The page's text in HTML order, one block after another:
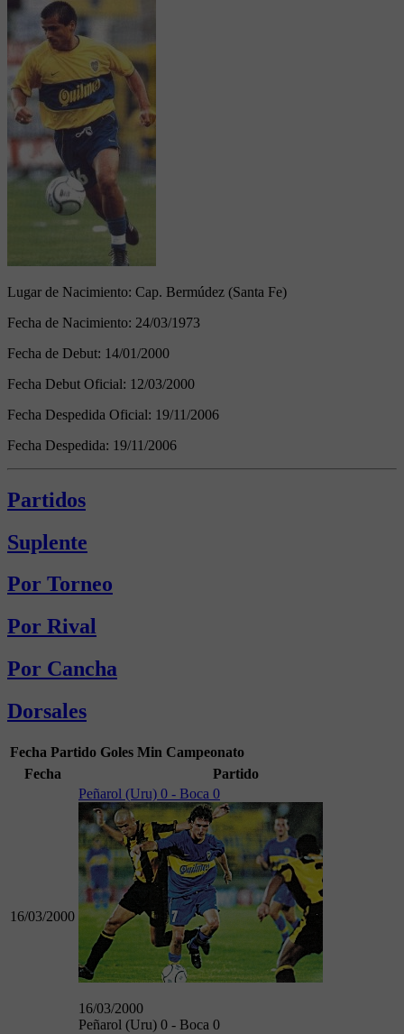
Lugar de Nacimiento: Cap. Bermúdez (Santa Fe)
Fecha de Nacimiento: 24/03/1973
Fecha de Debut: 14/01/2000
Fecha Debut Oficial: 12/03/2000
Fecha Despedida Oficial: 19/11/2006
Fecha Despedida: 19/11/2006
Partidos
Suplente
Por Torneo
Por Rival
Por Cancha
Dorsales
Fecha Partido Goles Min Campeonato
Fecha
Partido
16/03/2000
Peñarol (Uru) 0 - Boca 0
16/03/2000
Peñarol (Uru) 0 - Boca 0